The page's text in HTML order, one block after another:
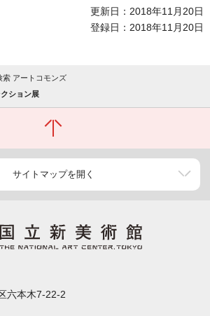
更新日：2018年11月20日
登録日：2018年11月20日
索 アートコモンズ
ション展
サイトマップを開く
六本木7-22-2